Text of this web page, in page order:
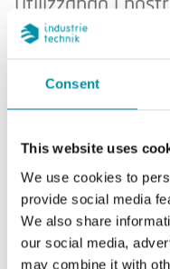
Consent
This website uses
We use cookies to
provide social media
We also share
our social media,
may combine it with
Come utilizziamo
Utilizziamo cookie
della pagina iniziale
Utilizziamo cookie di
utilizzi la funzione
Utilizziamo cookie